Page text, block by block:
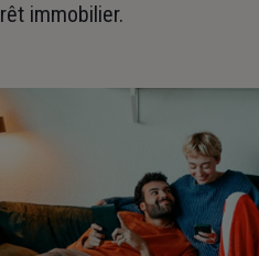
immobilier.